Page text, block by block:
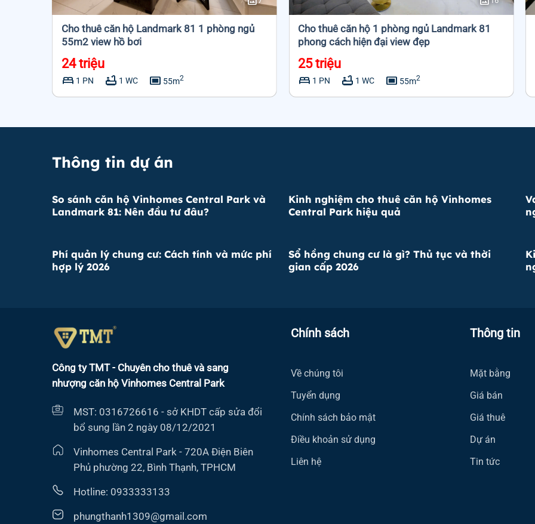
Cho thuê căn hộ Landmark 81 1 phòng ngủ
55m2 view hồ bơi
24 triệu
bed 1 PN bathtub 1 WC capture 55m2
Cho thuê căn hộ 1 phòng ngủ Landmark 81
phong cách hiện đại view đẹp
25 triệu
bed 1 PN bathtub 1 WC capture 55m2
Thông tin dự án
So sánh căn hộ Vinhomes Central Park và
Landmark 81: Nên đầu tư đâu?
Kinh nghiệm cho thuê căn hộ Vinhomes
Central Park hiệu quả
Phí quản lý chung cư: Cách tính và mức phí
hợp lý 2026
Sổ hồng chung cư là gì? Thủ tục và thời
gian cấp 2026
Công ty TMT - Chuyên cho thuê và sang
nhượng căn hộ Vinhomes Central Park
MST: 0316726616 - sở KHDT cấp sửa đổi
bổ sung lần 2 ngày 08/12/2021
Vinhomes Central Park - 720A Điện Biên
Phủ phường 22, Bình Thạnh, TPHCM
Hotline: 0933333133
phungthanh1309@gmail.com
Chính sách
Về chúng tôi
Tuyển dụng
Chính sách bảo mật
Điều khoản sử dụng
Liên hệ
Thông tin
Mặt bằng
Giá bán
Giá thuê
Dự án
Tin tức